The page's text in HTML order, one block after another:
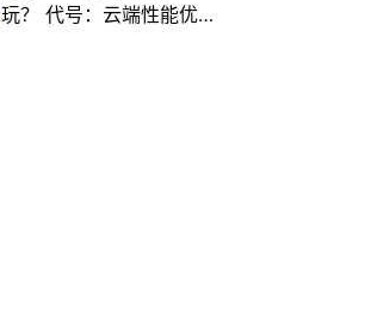
玩？ 代号：云端性能优